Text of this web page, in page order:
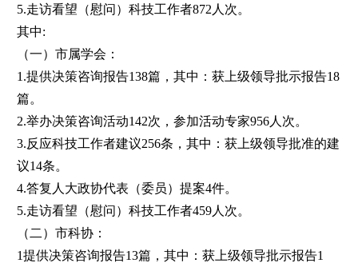
5.走访看望（慰问）科技工作者872人次。
其中:
（一）市属学会：
1.提供决策咨询报告138篇，其中：获上级领导批示报告18
篇。
2.举办决策咨询活动142次，参加活动专家956人次。
3.反应科技工作者建议256条，其中：获上级领导批准的建
议14条。
4.答复人大政协代表（委员）提案4件。
5.走访看望（慰问）科技工作者459人次。
（二）市科协：
1提供决策咨询报告13篇，其中：获上级领导批示报告1